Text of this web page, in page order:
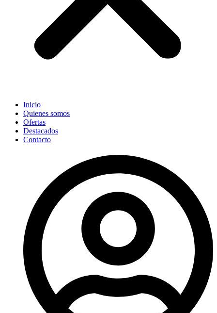
Inicio
Quienes somos
Ofertas
Destacados
Contacto